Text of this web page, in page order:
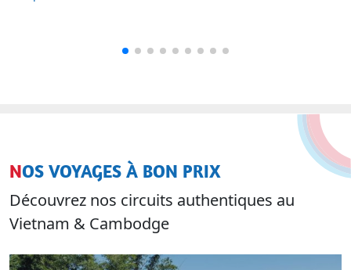
NOS VOYAGES À BON PRIX
Découvrez nos circuits authentiques au
Vietnam & Cambodge